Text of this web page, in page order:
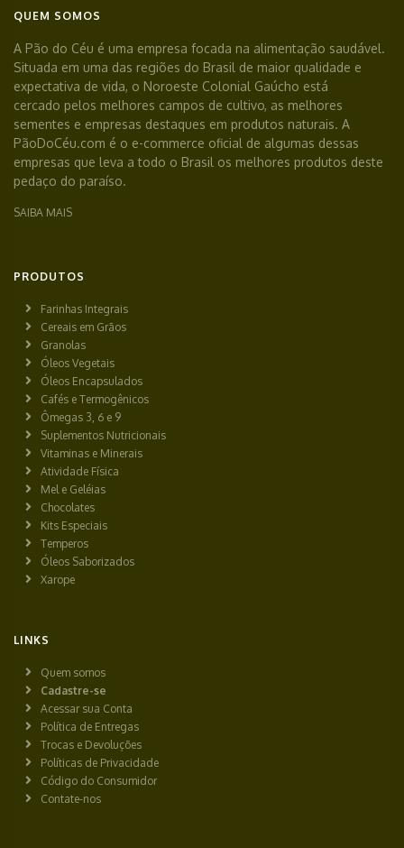
QUEM SOMOS
A Pão do Céu é uma empresa focada na alimentação saudável.
Situada em uma das regiões do Brasil de maior qualidade e
expectativa de vida, o Noroeste Colonial Gaúcho está
cercado pelos melhores campos de cultivo, as melhores
sementes e empresas destaques em produtos naturais. A
PãoDoCéu.com é o e-commerce oficial de algumas dessas
empresas que leva a todo o Brasil os melhores produtos deste
pedaço do paraíso.
SAIBA MAIS
PRODUTOS
Farinhas Integrais
Cereais em Grãos
Granolas
Óleos Vegetais
Óleos Encapsulados
Cafés e Termogênicos
Ômegas 3, 6 e 9
Suplementos Nutricionais
Vitaminas e Minerais
Atividade Física
Mel e Geléias
Chocolates
Kits Especiais
Temperos
Óleos Saborizados
Xarope
LINKS
Quem somos
Cadastre-se
Acessar sua Conta
Política de Entregas
Trocas e Devoluções
Políticas de Privacidade
Código do Consumidor
Contate-nos